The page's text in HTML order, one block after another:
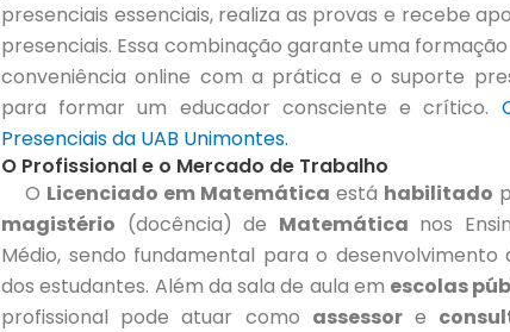
presenciais essenciais, realiza as provas e recebe
presenciais. Essa combinação garante uma
conveniência online com a prática e o suporte
para formar um educador consciente e crítico.
Presenciais da UAB Unimontes.
O Profissional e o Mercado de Trabalho
O Licenciado em Matemática está habilitado
magistério (docência) de Matemática nos
Médio, sendo fundamental para o desenvolvimento
dos estudantes. Além da sala de aula em escolas
profissional pode atuar como assessore